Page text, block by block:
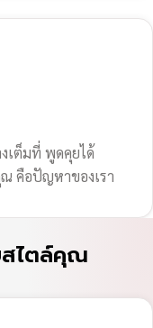
เต็มที่ พูดคุยได้
คือปัญหาของเรา
สไตล์คุณ